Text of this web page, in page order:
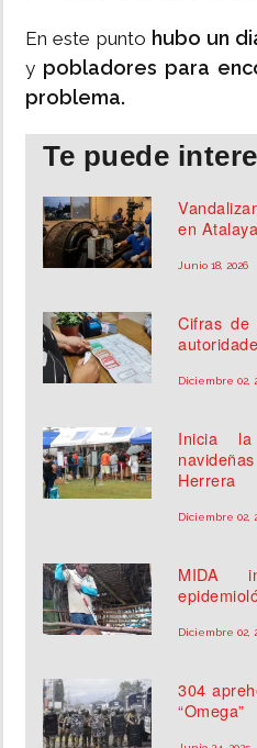
En este punto hubo un
y pobladores para
problema.
Te puede
en Atalaya
Junio 18, 2026
Cifras de
Diciembre 02,
Inicia
Herrera
Diciembre 02,
MIDA
Diciembre 02,
304
“Omega”